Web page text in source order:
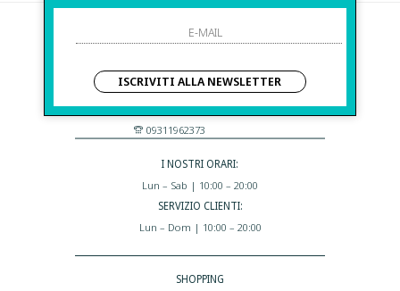
Before S.r.l.s.
Via Della Maestranza , 23
96100 Siracusa - Italia
Eshop@apiedinudinelparcoboutique.com
09311962373
I NOSTRI ORARI:
Lun – Sab | 10:00 – 20:00
SERVIZIO CLIENTI:
Lun – Dom | 10:00 – 20:00
SHOPPING
ISCRIVITI ALLA NEWSLETTER